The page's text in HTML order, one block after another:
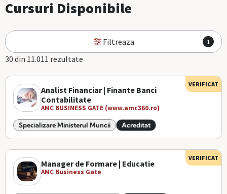
Cursuri Disponibile
Filtreaza 1
30 din 11.011 rezultate
Analist Financiar | Finante Banci
Contabilitate
AMC BUSINESS GATE (www.amc360.ro)
Specializare Ministerul Muncii Acreditat
VERIFICAT
Manager de Formare | Educatie
AMC Business Gate
VERIFICAT